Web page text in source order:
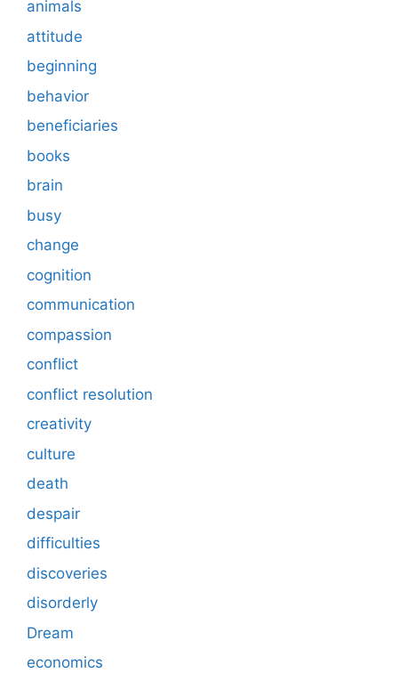
animals
attitude
beginning
behavior
beneficiaries
books
brain
busy
change
cognition
communication
compassion
conflict
conflict resolution
creativity
culture
death
despair
difficulties
discoveries
disorderly
Dream
economics